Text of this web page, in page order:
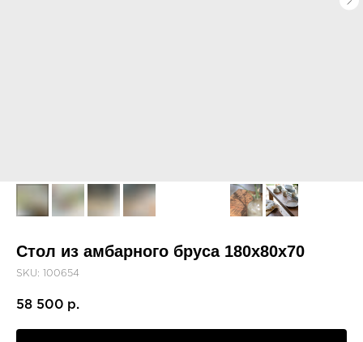
Стол из амбарного бруса 180х80х70
SKU: 100654
58 500 р.